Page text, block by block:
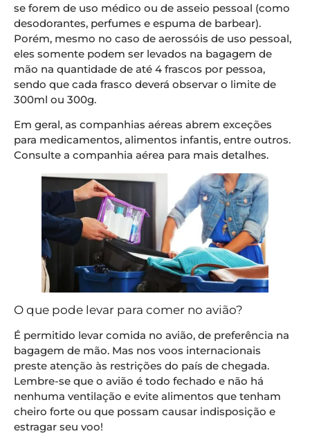
se forem de uso médico ou de asseio pessoal (como
desodorantes, perfumes e espuma de barbear).
Porém, mesmo no caso de aerossóis de uso pessoal,
eles somente podem ser levados na bagagem de
mão na quantidade de até 4 frascos por pessoa,
sendo que cada frasco deverá observar o limite de
300ml ou 300g.
Em geral, as companhias aéreas abrem exceções
para medicamentos, alimentos infantis, entre outros.
Consulte a companhia aérea para mais detalhes.
O que pode levar para comer no avião?
É permitido levar comida no avião, de preferência na
bagagem de mão. Mas nos voos internacionais
preste atenção às restrições do país de chegada.
Lembre-se que o avião é todo fechado e não há
nenhuma ventilação e evite alimentos que tenham
cheiro forte ou que possam causar indisposição e
estragar seu voo!